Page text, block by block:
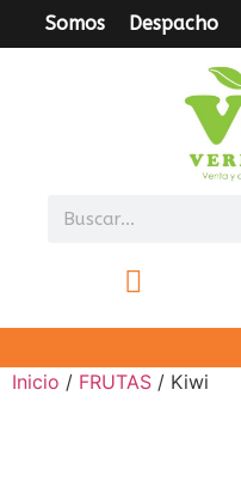
Somos Despacho
Inicio / FRUTAS / Kiwi